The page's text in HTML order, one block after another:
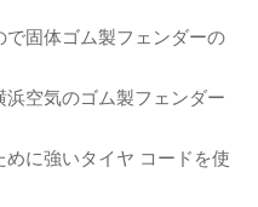
固体ゴム製フェンダーの
空気のゴム製フェンダー
に強いタイヤ コードを使